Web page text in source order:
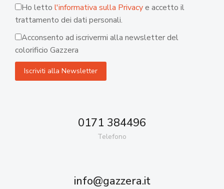
Ho letto l'informativa sulla Privacye accetto il
trattamento dei dati personali.
Acconsento ad iscrivermi alla newsletter del
colorificio Gazzera
0171 384496
Telefono
info@gazzera.it